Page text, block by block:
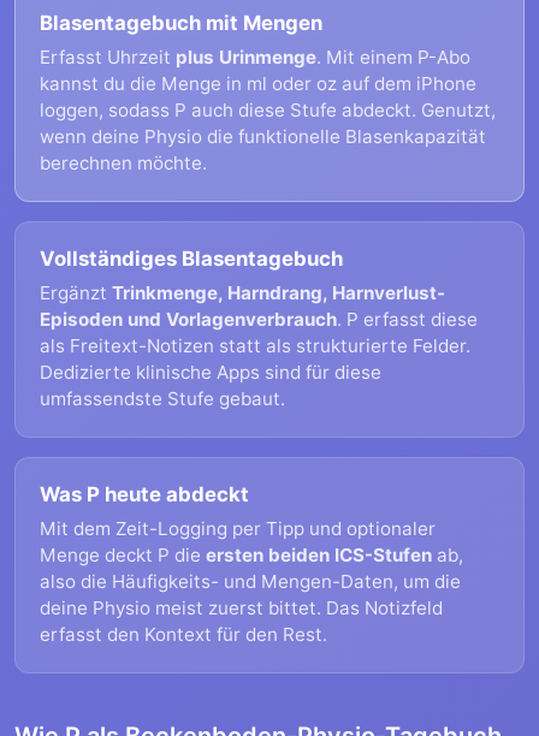
Blasentagebuch mit Mengen
Erfasst Uhrzeit plus Urinmenge. Mit einem P-Abo
kannst du die Menge in ml oder oz auf dem iPhone
loggen, sodass P auch diese Stufe abdeckt. Genutzt,
wenn deine Physio die funktionelle Blasenkapazität
berechnen möchte.
Vollständiges Blasentagebuch
Ergänzt Trinkmenge, Harndrang, Harnverlust-
Episoden und Vorlagenverbrauch. P erfasst diese
als Freitext-Notizen statt als strukturierte Felder.
Dedizierte klinische Apps sind für diese
umfassendste Stufe gebaut.
Was P heute abdeckt
Mit dem Zeit-Logging per Tipp und optionaler
Menge deckt P die ersten beiden ICS-Stufen ab,
also die Häufigkeits- und Mengen-Daten, um die
deine Physio meist zuerst bittet. Das Notizfeld
erfasst den Kontext für den Rest.